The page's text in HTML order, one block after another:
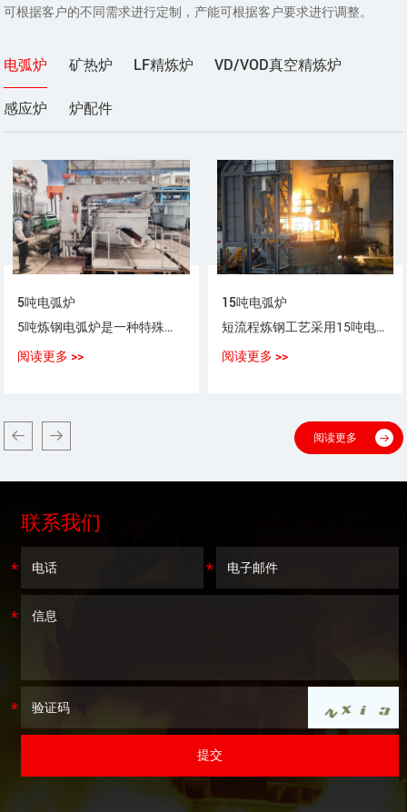
可根据客户的不同需求进行定制，产能可根据客户要求进行调整。
电弧炉 矿热炉 LF精炼炉 VD/VOD真空精炼炉
感应炉 炉配件
5吨电弧炉
5吨炼钢电弧炉是一种特殊用途以电弧为热源，以废钢（铁）为原料，生产普通钢、优质碳素钢、合金钢、不锈钢的设备。
阅读更多 >>
15吨电弧炉
短流程炼钢工艺采用15吨电弧炉，采用100%废钢或废钢+铁水（生铁），或废钢+海绵铁（DRI）作为炼钢原料。
阅读更多 >>
阅读更多
联系我们